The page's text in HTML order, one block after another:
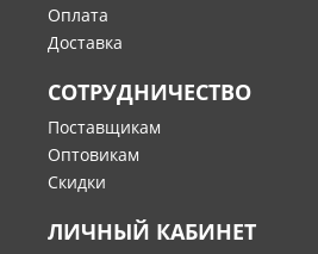
Оплата
Доставка
СОТРУДНИЧЕСТВО
Поставщикам
Оптовикам
Скидки
ЛИЧНЫЙ КАБИНЕТ